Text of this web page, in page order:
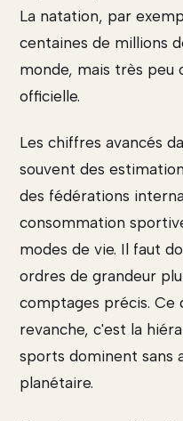
La natation, par
centaines de millions
monde, mais très peu
officielle.
Les chiffres avancés
souvent des
des fédérations
consommation
modes de vie. Il faut
ordres de grandeur
comptages précis. Ce
revanche, c'est la
sports dominent sans
planétaire.